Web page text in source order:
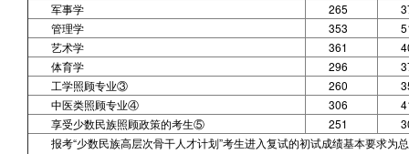
军事学
265
管理学
353
艺术学
361
体育学
296
工学照顾专业③
260
中医类照顾专业④
306
享受少数民族照顾政策的考生⑤
251
报考“少数民族高层次骨干人才计划”考生进入复试的初试成绩基本要求为